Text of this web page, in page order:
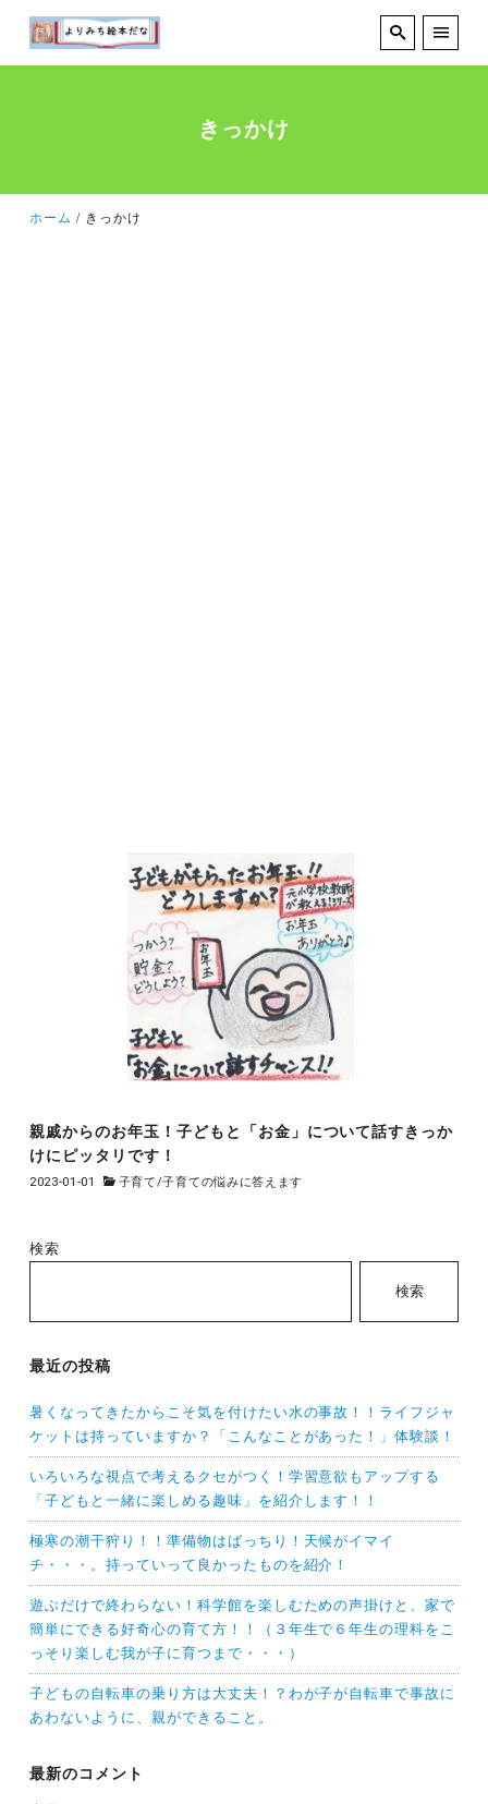
きっかけ
ホーム きっかけ
親戚からのお年玉！子どもと「お金」について話すきっか
けにピッタリです！
2023-01-01 子育て/子育ての悩みに答えます
検索
検索
最近の投稿
暑くなってきたからこそ気を付けたい水の事故！！ライフジャ
ケットは持っていますか？「こんなことがあった！」体験談！
いろいろな視点で考えるクセがつく！学習意欲もアップする
「子どもと一緒に楽しめる趣味」を紹介します！！
極寒の潮干狩り！！準備物はばっちり！天候がイマイ
チ・・・。持っていって良かったものを紹介！
遊ぶだけで終わらない！科学館を楽しむための声掛けと、家で
簡単にできる好奇心の育て方！！（３年生で６年生の理科をこ
っそり楽しむ我が子に育つまで・・・）
子どもの自転車の乗り方は大丈夫！？わが子が自転車で事故に
あわないように、親ができること。
最新のコメント